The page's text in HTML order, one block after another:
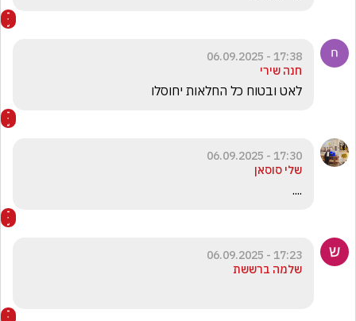
17:38 - 06.09.2025
חנה שירי
לאט ובטוח כל החלאות יחוסלו
17:30 - 06.09.2025
שלי סוסאן
....
17:23 - 06.09.2025
שלמה ברששת